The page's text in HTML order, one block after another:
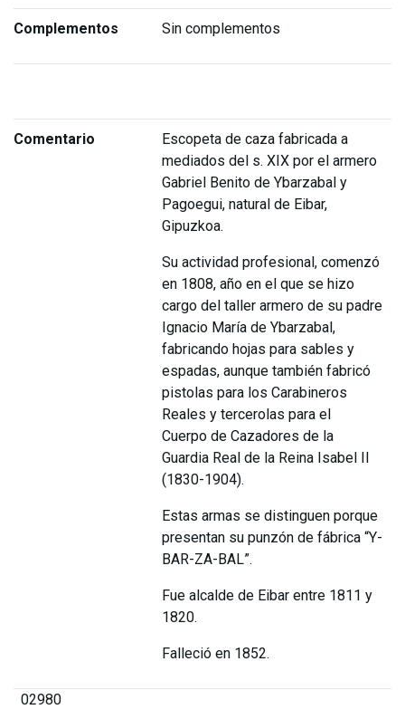
Complementos Sin complementos
Comentario
Escopeta de caza fabricada a
mediados del s. XIX por el armero
Gabriel Benito de Ybarzabal y
Pagoegui, natural de Eibar,
Gipuzkoa.
Su actividad profesional, comenzó
en 1808, año en el que se hizo
cargo del taller armero de su padre
Ignacio María de Ybarzabal,
fabricando hojas para sables y
espadas, aunque también fabricó
pistolas para los Carabineros
Reales y tercerolas para el
Cuerpo de Cazadores de la
Guardia Real de la Reina Isabel II
(1830-1904).
Estas armas se distinguen porque
presentan su punzón de fábrica “Y-
BAR-ZA-BAL”.
Fue alcalde de Eibar entre 1811 y
1820.
Falleció en 1852.
02980